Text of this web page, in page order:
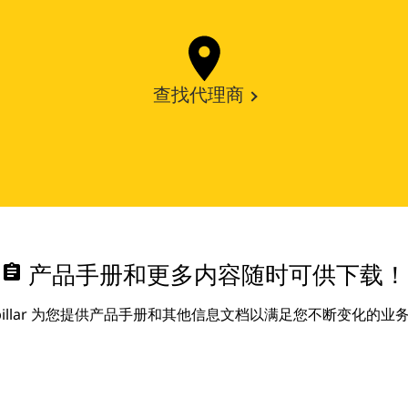
查找代理商
assignment 产品手册和更多内容随时可供下载！
为您提供产品手册和其他信息文档以满足您不断变化的业